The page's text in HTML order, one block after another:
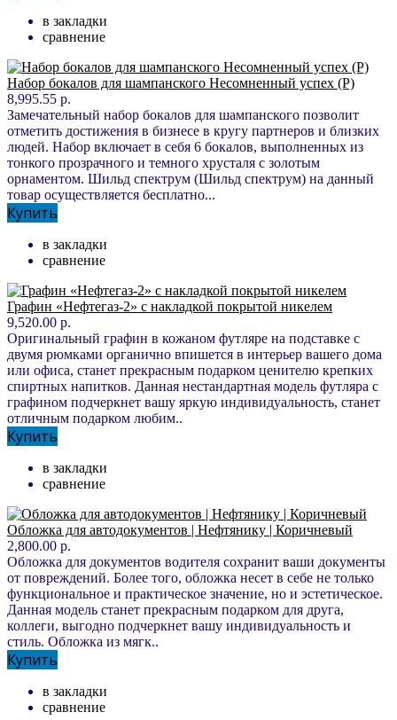
в закладки
сравнение
Набор бокалов для шампанского Несомненный успех (Р)
8,995.55 р.
Замечательный набор бокалов для шампанского позволит
отметить достижения в бизнесе в кругу партнеров и близких
людей. Набор включает в себя 6 бокалов, выполненных из
тонкого прозрачного и темного хрусталя с золотым
орнаментом. Шильд спектрум (Шильд спектрум) на данный
товар осуществляется бесплатно...
Купить
в закладки
сравнение
Графин «Нефтегаз-2» с накладкой покрытой никелем
9,520.00 р.
Оригинальный графин в кожаном футляре на подставке с
двумя рюмками органично впишется в интерьер вашего дома
или офиса, станет прекрасным подарком ценителю крепких
спиртных напитков. Данная нестандартная модель футляра с
графином подчеркнет вашу яркую индивидуальность, станет
отличным подарком любим..
Купить
в закладки
сравнение
Обложка для автодокументов | Нефтянику | Коричневый
2,800.00 р.
Обложка для документов водителя сохранит ваши документы
от повреждений. Более того, обложка несет в себе не только
функциональное и практическое значение, но и эстетическое.
Данная модель станет прекрасным подарком для друга,
коллеги, выгодно подчеркнет вашу индивидуальность и
стиль. Обложка из мягк..
Купить
в закладки
сравнение